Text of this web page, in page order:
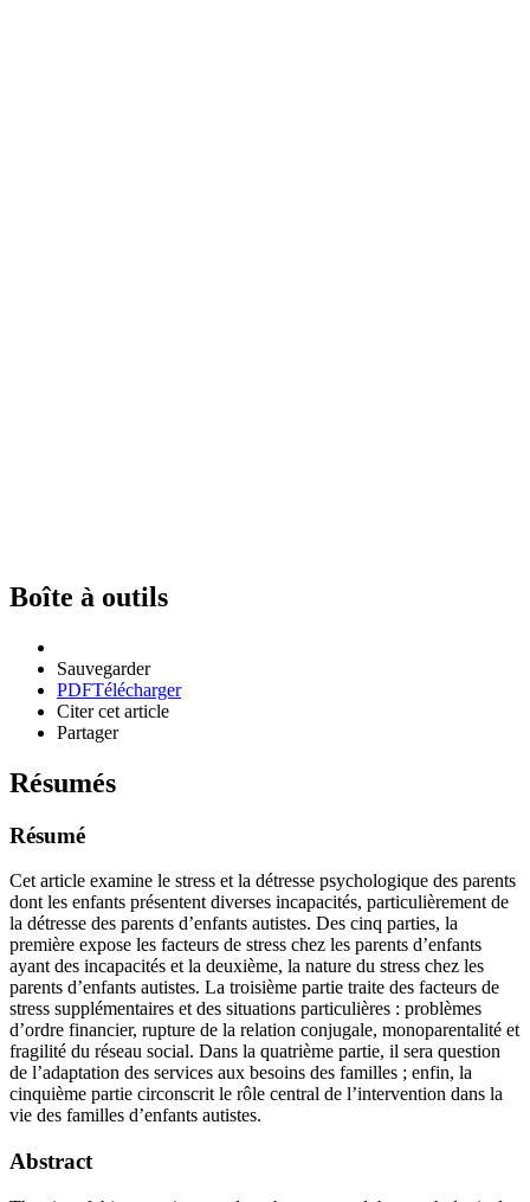
Boîte à outils
Sauvegarder
PDFTélécharger
Citer cet article
Partager
Résumés
Résumé
Cet article examine le stress et la détresse psychologique des parents
dont les enfants présentent diverses incapacités, particulièrement de
la détresse des parents d’enfants autistes. Des cinq parties, la
première expose les facteurs de stress chez les parents d’enfants
ayant des incapacités et la deuxième, la nature du stress chez les
parents d’enfants autistes. La troisième partie traite des facteurs de
stress supplémentaires et des situations particulières : problèmes
d’ordre financier, rupture de la relation conjugale, monoparentalité et
fragilité du réseau social. Dans la quatrième partie, il sera question
de l’adaptation des services aux besoins des familles ; enfin, la
cinquième partie circonscrit le rôle central de l’intervention dans la
vie des familles d’enfants autistes.
Abstract